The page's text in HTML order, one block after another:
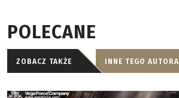
POLECANE
ZOBACZ TAKŻE INNE TEGO AUTORA